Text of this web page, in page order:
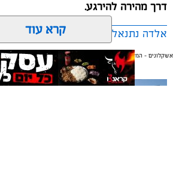
דרך מהירה להירגע.
אלדה נתנאל / 09:38 23.07.26 קרא עוד
אשקלונים - המקומון היומי של אשקלון באינטרנט
אולי יעניין אותך גם